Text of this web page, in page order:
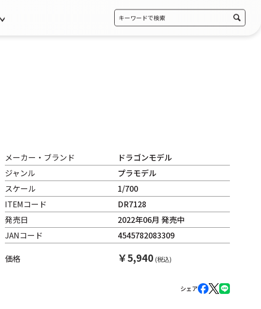
メーカー・ブランド
ドラゴンモデル
ジャンル
プラモデル
スケール
1/700
ITEMコード
DR7128
発売日
2022年06月 発売中
JANコード
4545782083309
価格
￥5,940 (税込)
シェア